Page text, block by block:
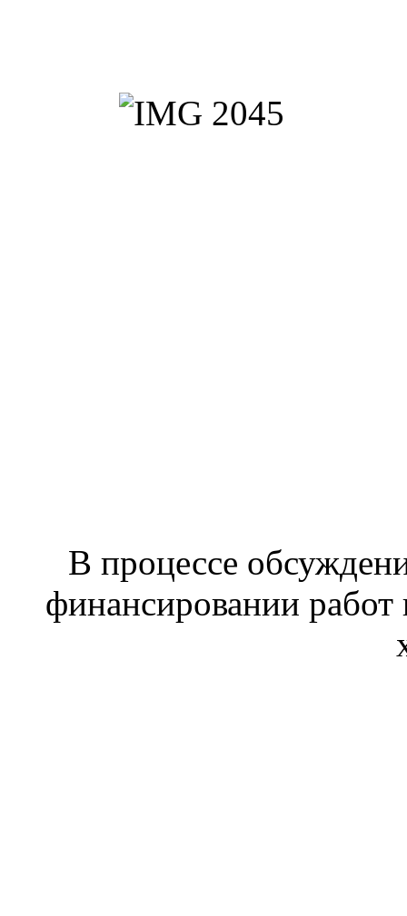
В процессе
финансировании